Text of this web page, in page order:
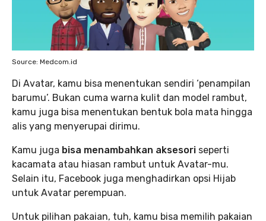
Source: Medcom.id
Di Avatar, kamu bisa menentukan sendiri ‘penampilan
barumu’. Bukan cuma warna kulit dan model rambut,
kamu juga bisa menentukan bentuk bola mata hingga
alis yang menyerupai dirimu.
Kamu juga bisa menambahkan aksesori seperti
kacamata atau hiasan rambut untuk Avatar-mu.
Selain itu, Facebook juga menghadirkan opsi Hijab
untuk Avatar perempuan.
Untuk pilihan pakaian, tuh, kamu bisa memilih pakaian